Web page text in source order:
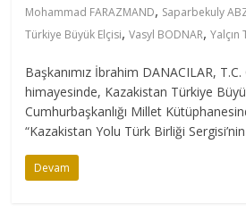
Mohammad FARAZMAND, Saparbekuly
Türkiye Büyük Elçisi,Vasyl BODNAR,Yalçın
Başkanımız İbrahim DANACILAR, T.C.
himayesinde, Kazakistan Türkiye
Cumhurbaşkanlığı Millet
“Kazakistan Yolu Türk Birliği Sergisi’nin
Devam